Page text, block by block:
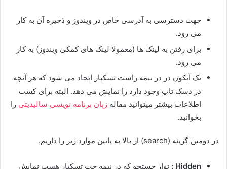
جهت دسترسی به آدرسی خاص در ویندوز و ذخیره آن به کار
می رود.
برای رفتن به لینک ها (معمولا لینک های کمکی ویندوز) به کار
می رود.
یک آیکون در در نیمه راست تسکبار ایجاد می شود که هر آنچه
در دسک تاپ وجود دارد را نمایش می دهد. البته برای کسب
اطلاعات بیشتر میتوانید مقاله زبان برنامه نویسی سالیدیتی را
بخوانید.
در دومین گزینه (search) از بالا به پایین موارد زیر را داریم.
Hidden :
نوار جستجو که در نیمه چپ تسکبار هست نمایش